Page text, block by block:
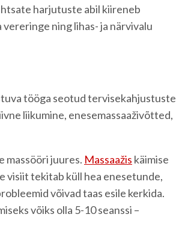
harjutuste abil kiireneb
ning lihas- ja närvivalu
tööga seotud tervisekahjustuste
liikumine, enesemassaaživõtted,
massööri juures. Massaažis käimise
visiit tekitab küll hea enesetunde,
võivad taas esile kerkida.
võiks olla 5-10 seanssi –